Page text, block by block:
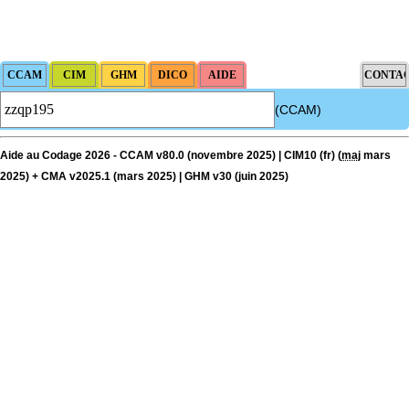
(CCAM)
Aide au Codage 2026 - CCAM v80.0 (novembre 2025) | CIM10 (fr) (maj mars
2025) + CMA v2025.1 (mars 2025) | GHM v30 (juin 2025)